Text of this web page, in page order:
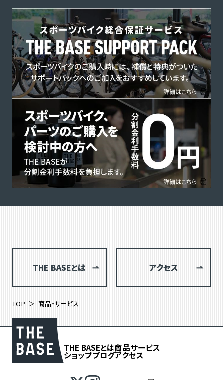
THE BASEとは アクセス
TOP 商品・サービス
THE BASEとは商品サービス
ショップブログアクセス